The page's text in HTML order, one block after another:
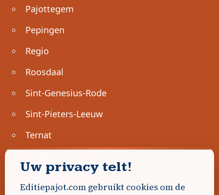
Pajottegem
Pepingen
Regio
Roosdaal
Sint-Genesius-Rode
Sint-Pieters-Leeuw
Ternat
Geen advertenties gevonden.
Uw privacy telt!
Editiepajot.com gebruikt cookies om de